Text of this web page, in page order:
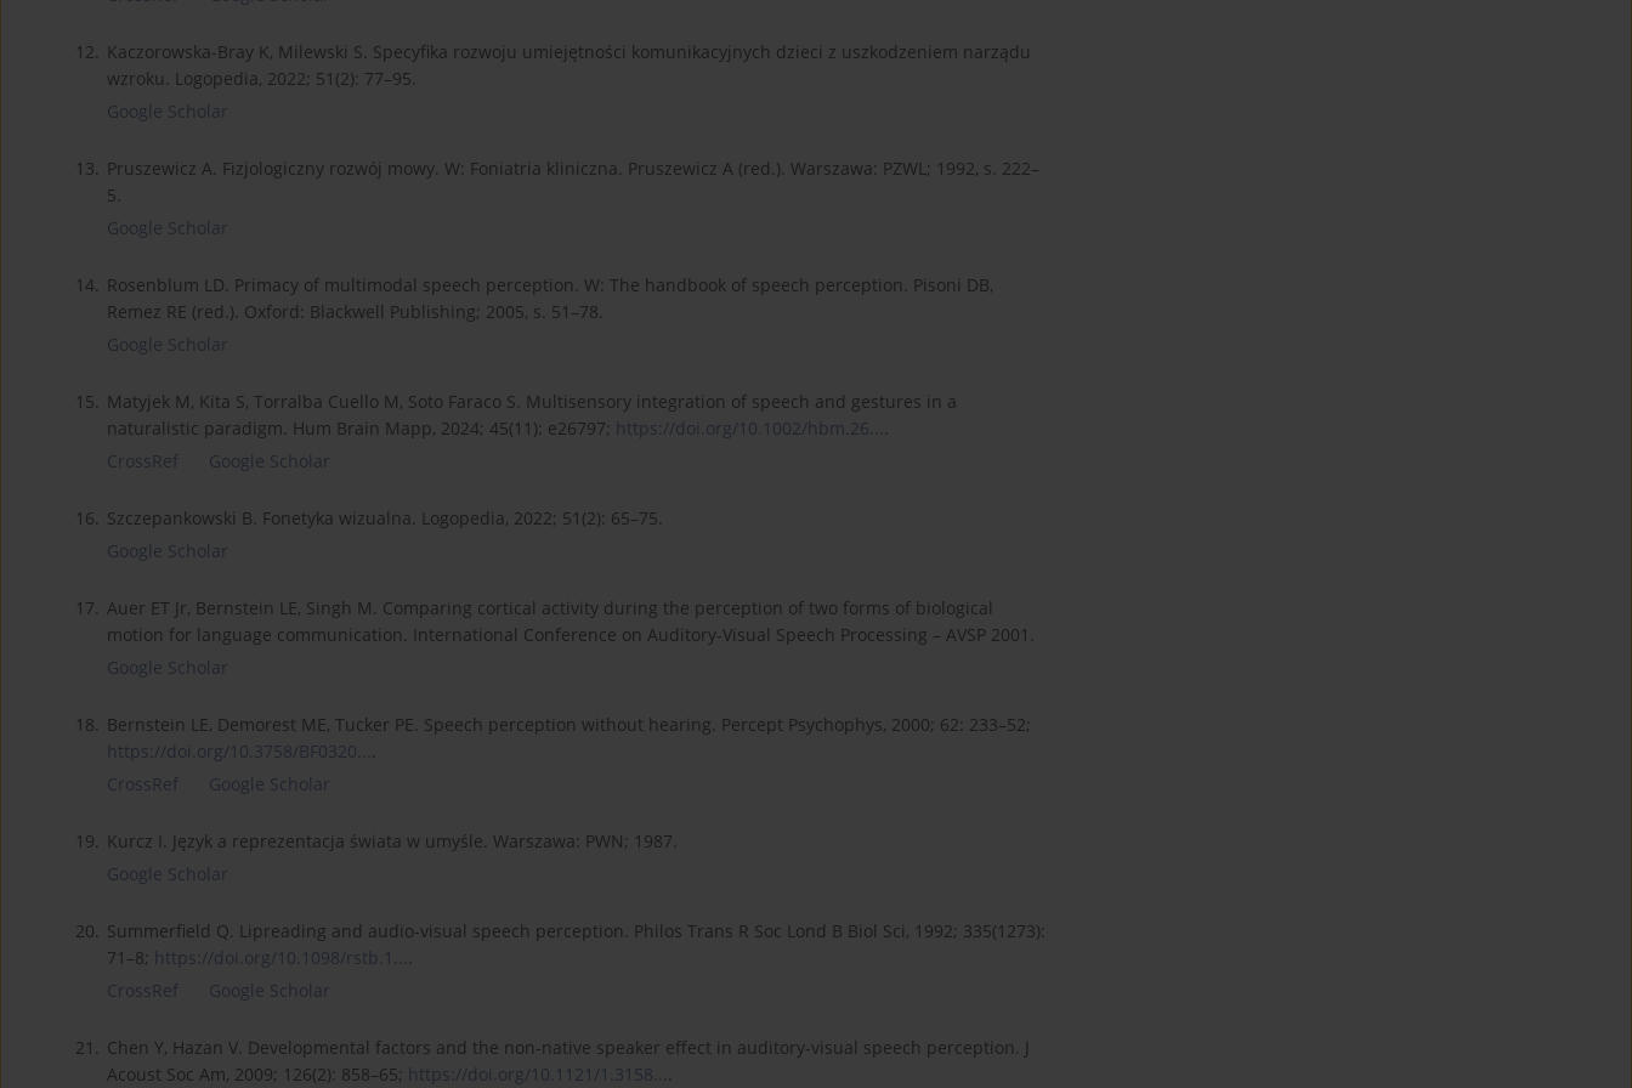
12. Kaczorowska-Bray K, Milewski S. Specyfika rozwoju umiejętności komunikacyjnych dzieci z uszkodzeniem narządu
wzroku. Logopedia, 2022; 51(2): 77–95.
Google Scholar
13. Pruszewicz A. Fizjologiczny rozwój mowy. W: Foniatria kliniczna. Pruszewicz A (red.). Warszawa: PZWL; 1992, s. 222–
5.
Google Scholar
14. Rosenblum LD. Primacy of multimodal speech perception. W: The handbook of speech perception. Pisoni DB,
Remez RE (red.). Oxford: Blackwell Publishing; 2005, s. 51–78.
Google Scholar
15. Matyjek M, Kita S, Torralba Cuello M, Soto Faraco S. Multisensory integration of speech and gestures in a
naturalistic paradigm. Hum Brain Mapp, 2024; 45(11): e26797; https://doi.org/10.1002/hbm.26... .
CrossRef
Google Scholar
16. Szczepankowski B. Fonetyka wizualna. Logopedia, 2022; 51(2): 65–75.
Google Scholar
17. Auer ET Jr, Bernstein LE, Singh M. Comparing cortical activity during the perception of two forms of biological
motion for language communication. International Conference on Auditory-Visual Speech Processing – AVSP 2001.
Google Scholar
18. Bernstein LE, Demorest ME, Tucker PE. Speech perception without hearing. Percept Psychophys, 2000; 62: 233–52;
https://doi.org/10.3758/BF0320... .
CrossRef
Google Scholar
19. Kurcz I. Język a reprezentacja świata w umyśle. Warszawa: PWN; 1987.
Google Scholar
20. Summerfield Q. Lipreading and audio-visual speech perception. Philos Trans R Soc Lond B Biol Sci, 1992; 335(1273):
71–8; https://doi.org/10.1098/rstb.1... .
CrossRef
Google Scholar
21. Chen Y, Hazan V. Developmental factors and the non-native speaker effect in auditory-visual speech perception. J
Acoust Soc Am, 2009; 126(2): 858–65; https://doi.org/10.1121/1.3158... .